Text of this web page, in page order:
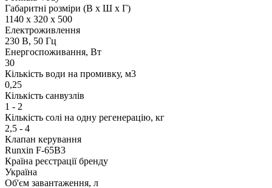
Габаритні розміри (В х Ш х Г)
1140 х 320 х 500
Електроживлення
230 В, 50 Гц
Енергоспоживання, Вт
30
Кількість води на промивку, м3
0,25
Кількість санвузлів
1 - 2
Кількість солі на одну регенерацію, кг
2,5 - 4
Клапан керування
Runxin F-65B3
Країна реєстрації бренду
Україна
Об'єм завантаження, л